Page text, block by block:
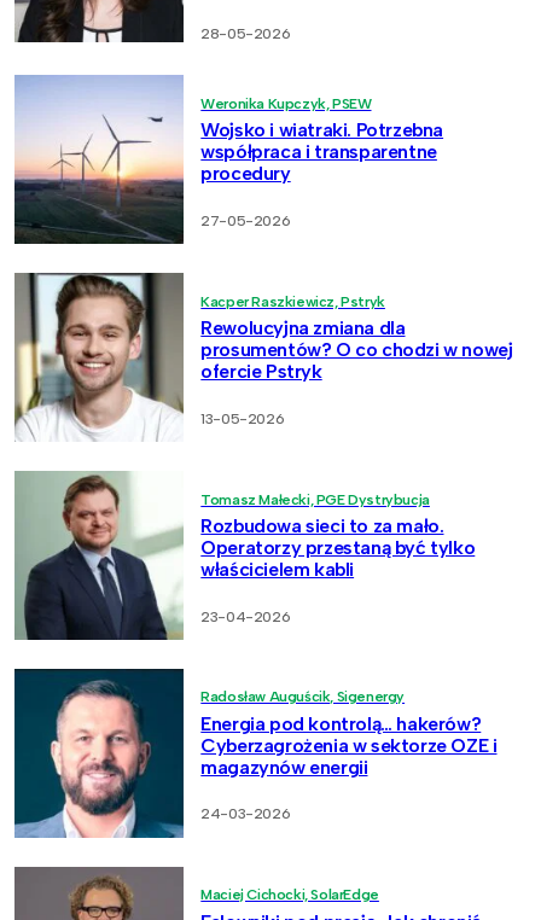
28-05-2026
Weronika Kupczyk, PSEW
Wojsko i wiatraki. Potrzebna
współpraca i transparentne
procedury
27-05-2026
Kacper Raszkiewicz, Pstryk
Rewolucyjna zmiana dla
prosumentów? O co chodzi w nowej
ofercie Pstryk
13-05-2026
Tomasz Małecki, PGE Dystrybucja
Rozbudowa sieci to za mało.
Operatorzy przestaną być tylko
właścicielem kabli
23-04-2026
Radosław Auguścik, Sigenergy
Energia pod kontrolą… hakerów?
Cyberzagrożenia w sektorze OZE i
magazynów energii
24-03-2026
Maciej Cichocki, SolarEdge